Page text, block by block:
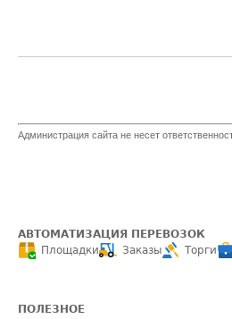
Администрация сайта не несет
АВТОМАТИЗАЦИЯ ПЕРЕВОЗОК
Площадки
Заказы Торги
ПОЛЕЗНОЕ